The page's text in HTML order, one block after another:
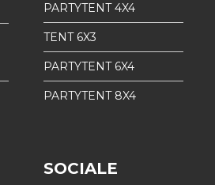
PARTYTENT 4X4
TENT 6X3
PARTYTENT 6X4
PARTYTENT 8X4
SOCIALE